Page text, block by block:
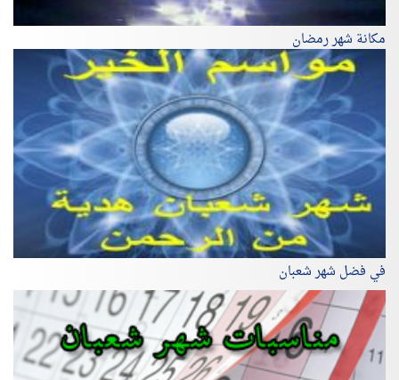
مكانة شهر رمضان
في فضل شهر شعبان